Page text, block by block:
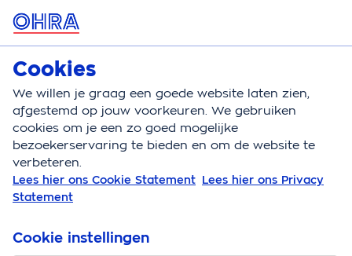
MENU
Zorgverzekering
Zorgverzekering Zwanger Kraamzorg
Kraamzorg. Een zorg
minder.
Fijn dus dat je kraamzorg krijgt. Hoe lang je zorg
Cookies
We willen je graag een goede website laten zien,
afgestemd op jouw voorkeuren. We gebruiken
cookies om je een zo goed mogelijke
bezoekerservaring te bieden en om de website te
verbeteren.
Lees hier ons Cookie Statement Lees hier ons Privacy
Statement
Cookie instellingen